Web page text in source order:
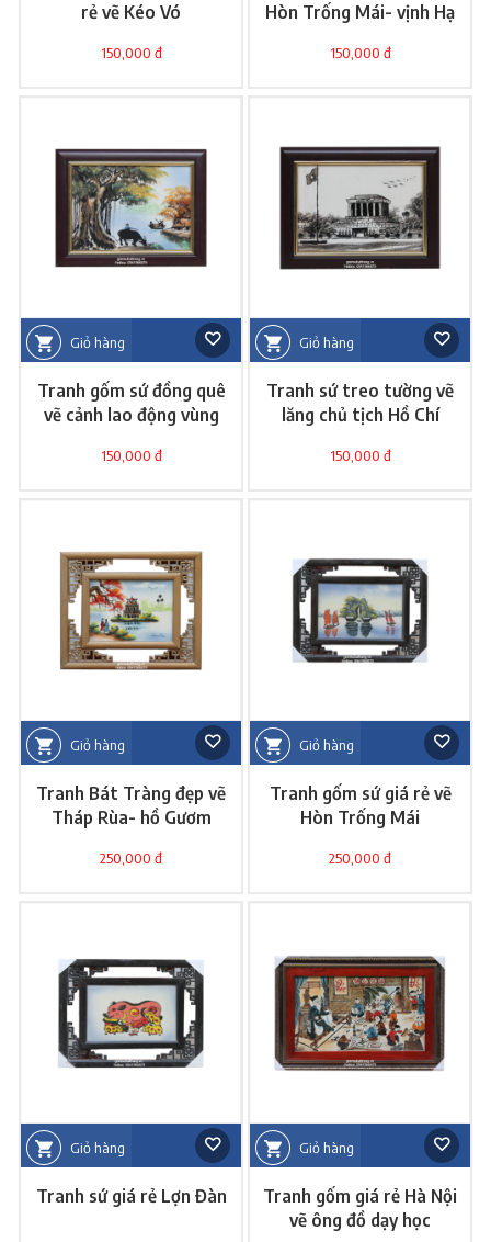
rẻ vẽ Kéo Vó
150,000 đ
Hòn Trống Mái- vịnh Hạ
150,000 đ
Giỏ hàng
Tranh gốm sứ đồng quê
vẽ cảnh lao động vùng
150,000 đ
Giỏ hàng
Tranh sứ treo tường vẽ
lăng chủ tịch Hồ Chí
150,000 đ
Giỏ hàng
Tranh Bát Tràng đẹp vẽ
Tháp Rùa- hồ Gươm
250,000 đ
Giỏ hàng
Tranh gốm sứ giá rẻ vẽ
Hòn Trống Mái
250,000 đ
Giỏ hàng
Tranh sứ giá rẻ Lợn Đàn
Giỏ hàng
Tranh gốm giá rẻ Hà Nội
vẽ ông đồ dạy học